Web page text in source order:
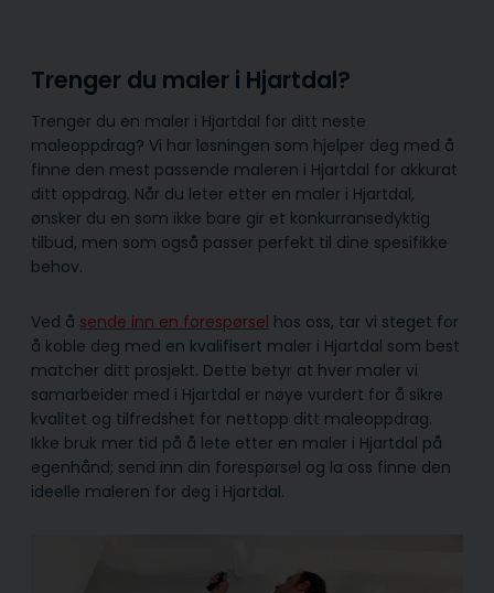
Trenger du maler i Hjartdal?
Trenger du en maler i Hjartdal for ditt neste
maleoppdrag? Vi har løsningen som hjelper deg med å
finne den mest passende maleren i Hjartdal for akkurat
ditt oppdrag. Når du leter etter en maler i Hjartdal,
ønsker du en som ikke bare gir et konkurransedyktig
tilbud, men som også passer perfekt til dine spesifikke
behov.
Ved å sende inn en forespørsel hos oss, tar vi steget for
å koble deg med en kvalifisert maler i Hjartdal som best
matcher ditt prosjekt. Dette betyr at hver maler vi
samarbeider med i Hjartdal er nøye vurdert for å sikre
kvalitet og tilfredshet for nettopp ditt maleoppdrag.
Ikke bruk mer tid på å lete etter en maler i Hjartdal på
egenhånd; send inn din forespørsel og la oss finne den
ideelle maleren for deg i Hjartdal.